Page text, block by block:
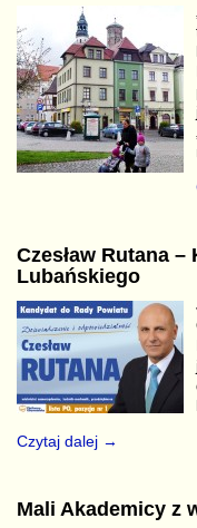
Czesław Rutana
Lubańskiego
Czytaj dalej →
Mali Akademicy z